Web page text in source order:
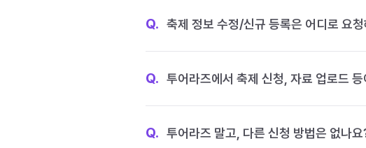
Q. 축제 정보 수정/신규 등록은 어디로 요
Q. 투어라즈에서 축제 신청, 자료 업로드
Q. 투어라즈 말고, 다른 신청 방법은 없나요